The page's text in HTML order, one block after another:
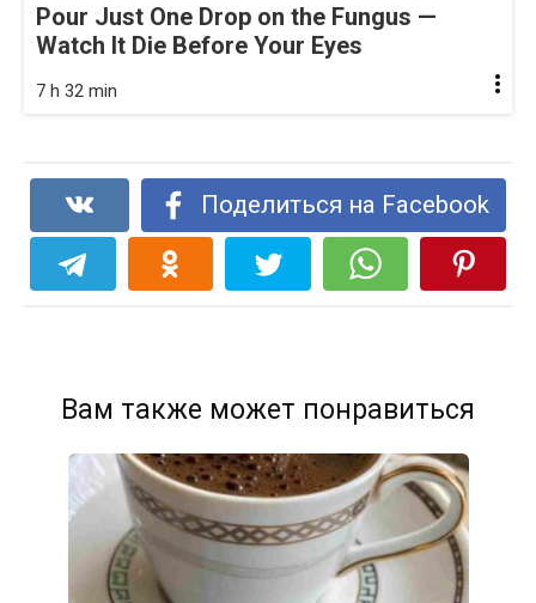
Pour Just One Drop on the Fungus —
Watch It Die Before Your Eyes
7 h 32 min
Поделиться на Facebook
Вам также может понравиться